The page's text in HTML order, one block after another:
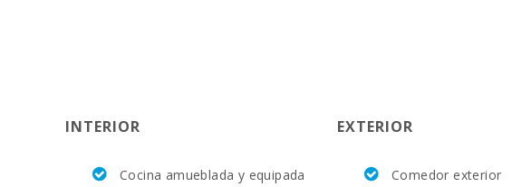
Vall d´Or Golf (km):
INTERIOR
Cocina amueblada y equipada
EXTERIOR
Comedor exterior